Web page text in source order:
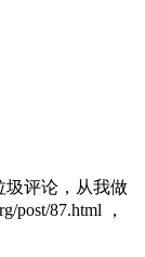
圾评论，从我做
post/87.html ，